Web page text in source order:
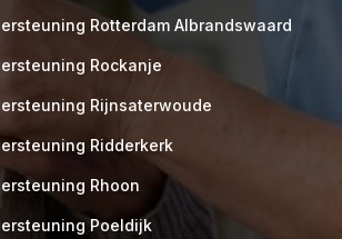
Rotterdam Albrandswaard
Rockanje
Rijnsaterwoude
Ridderkerk
Rhoon
Poeldijk